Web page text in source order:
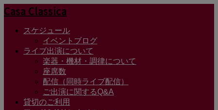
Casa Classica
スケジュール
イベントブログ
ライブ出演について
楽器・機材・調律について
座席数
配信（同時ライブ配信）
ご出演に関するQ&A
貸切のご利用